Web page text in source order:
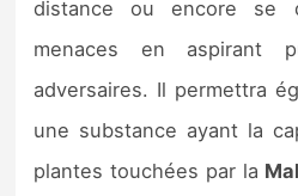
distance ou encore se
menaces en aspirant
adversaires. Il permettra
une substance ayant la
plantes touchées par la